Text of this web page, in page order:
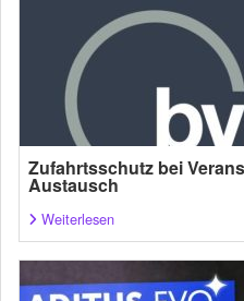
Zufahrtsschutz bei
Austausch
Weiterlesen